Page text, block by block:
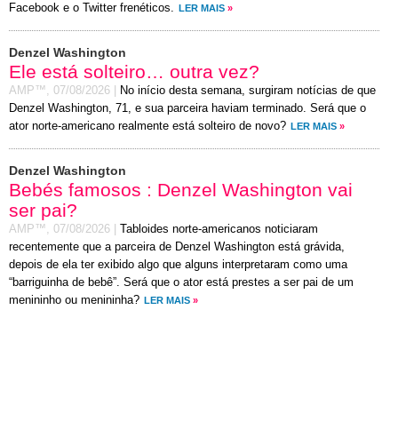
Facebook e o Twitter frenéticos.
LER MAIS »
Denzel Washington
Ele está solteiro… outra vez?
AMP™, 07/08/2026
No início desta semana, surgiram notícias de que
Denzel Washington, 71, e sua parceira haviam terminado. Será que o
ator norte-americano realmente está solteiro de novo? LER MAIS »
Denzel Washington
Bebés famosos : Denzel Washington vai
ser pai?
AMP™, 07/08/2026
Tabloides norte-americanos noticiaram
recentemente que a parceira de Denzel Washington está grávida,
depois de ela ter exibido algo que alguns interpretaram como uma
“barriguinha de bebê”. Será que o ator está prestes a ser pai de um
menininho ou menininha? LER MAIS »